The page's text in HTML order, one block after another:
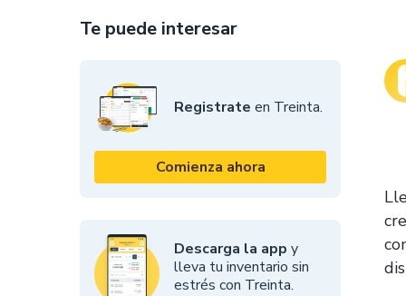
Te puede interesar
Registrate en Treinta.
Comienza ahora
Descarga la app y
lleva tu inventario sin
estrés con Treinta.